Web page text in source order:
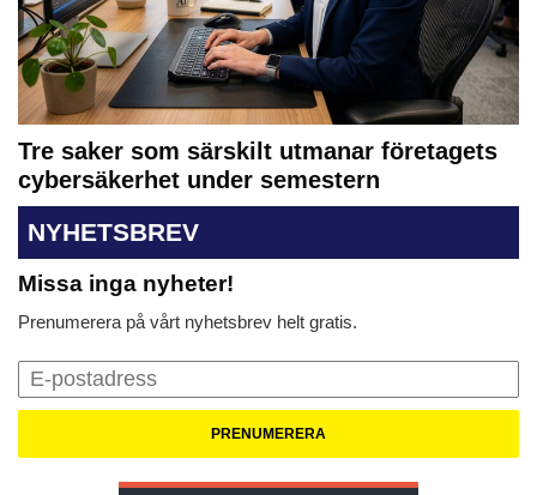
Tre saker som särskilt utmanar företagets
cybersäkerhet under semestern
NYHETSBREV
Missa inga nyheter!
Prenumerera på vårt nyhetsbrev helt gratis.